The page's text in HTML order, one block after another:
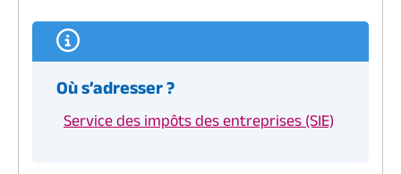
Où s’adresser ?
Service des impôts des entreprises (SIE)